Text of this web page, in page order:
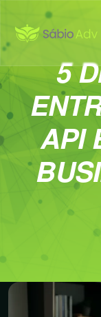
5
API